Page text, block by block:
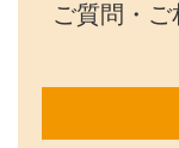
ご質問・